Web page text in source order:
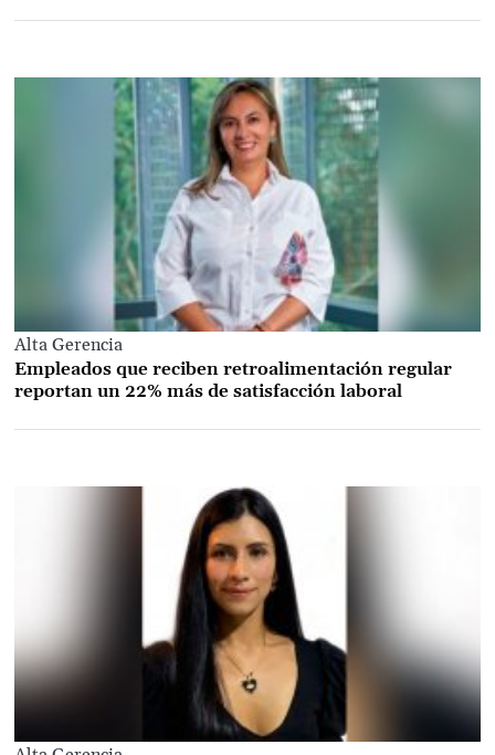
Alta Gerencia
Empleados que reciben retroalimentación regular
reportan un 22% más de satisfacción laboral